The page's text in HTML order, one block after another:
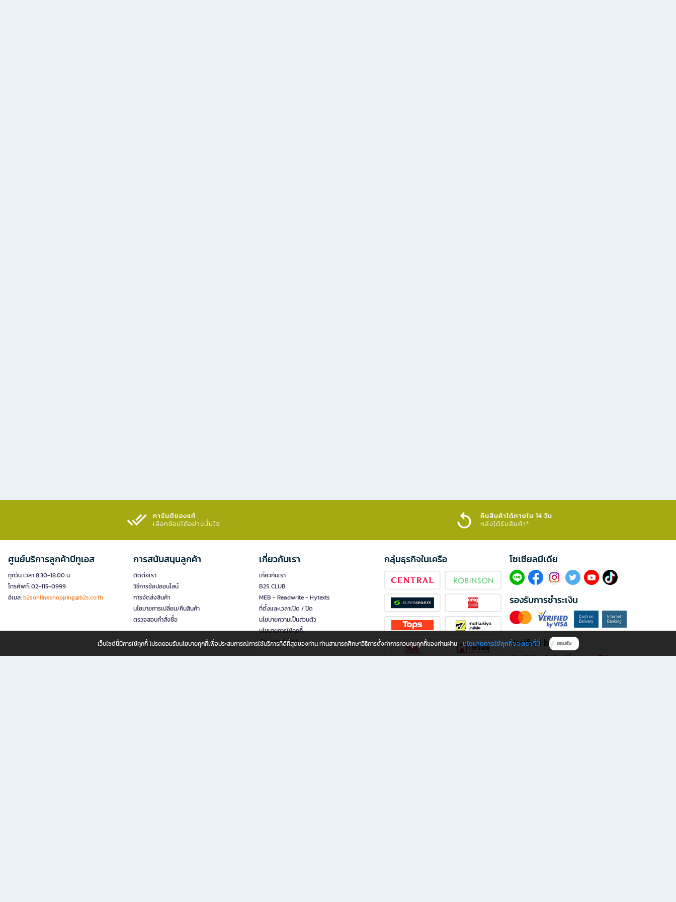
การันตีของแท้
เลือกช้อปได้อย่างมั่นใจ​
คืนสินค้าได้ภายใน 14 วัน
หลังได้รับสินค้า*
ศูนย์บริการลูกค้าบีทูเอส
ทุกวัน เวลา 8.30-18.00 น.
โทรศัพท์: 02-115-0999
อีเมล:b2sonlineshopping@b2s.co.th
การสนับสนุนลูกค้า
ติดต่อเรา
วิธีการช้อปออนไลน์
การจัดส่งสินค้า
นโยบายการเปลี่ยน/คืนสินค้า
ตรวจสอบคำสั่งซื้อ
เกี่ยวกับเรา
เกี่ยวกับเรา
B2S CLUB
MEB - Readwrite - Hytexts
ที่ตั้งและเวลาเปิด / ปิด
นโยบายความเป็นส่วนตัว
นโยบายการใช้คุกกี้
นักลงทุนสัมพันธ์
กลุ่มธุรกิจในเครือ โซเซียลมีเดีย​
รองรับการชำระเงิน
Verified by
เว็บไซต์นี้มีการใช้คุกกี้ โปรดยอมรับนโยบายคุกกี้เพื่อประสบการณ์การใช้บริการที่ดีที่สุดของท่าน ท่านสามารถศึกษาวิธีการตั้งค่าการควบคุมคุกกี้ของท่านผ่าน นโยบายการใช้คุกกี้ของเราที่นี่ ยอมรับ